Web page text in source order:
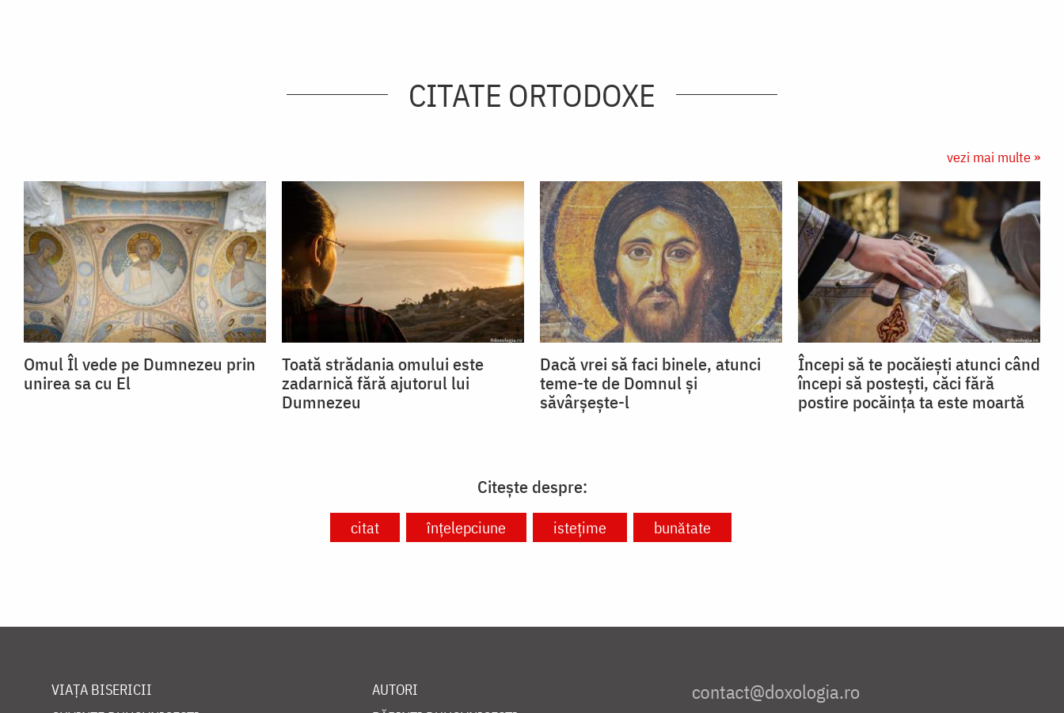
CITATE ORTODOXE
vezi mai multe »
Omul Îl vede pe Dumnezeu prin
unirea sa cu El
Toată strădania omului este
zadarnică fără ajutorul lui
Dumnezeu
Dacă vrei să faci binele, atunci
teme-te de Domnul și
săvârșește-l
Începi să te pocăiești atunci când
începi să postești, căci fără
postire pocăința ta este moartă
Citește despre:
citat înțelepciune istețime bunătate
VIAȚA BISERICII
AUTORI